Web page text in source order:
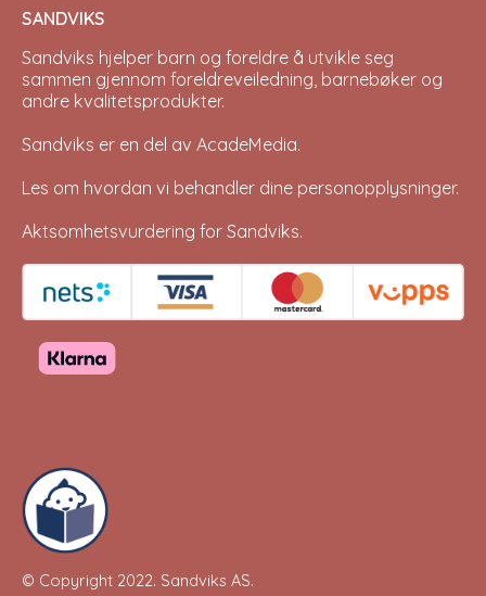
SANDVIKS
Sandviks hjelper barn og foreldre å utvikle seg
sammen gjennom foreldreveiledning, barnebøker og
andre kvalitetsprodukter.
Sandviks er en del av AcadeMedia.
Les om hvordan vi behandler dine personopplysninger.
Aktsomhetsvurdering for Sandviks.
© Copyright 2022. Sandviks AS.